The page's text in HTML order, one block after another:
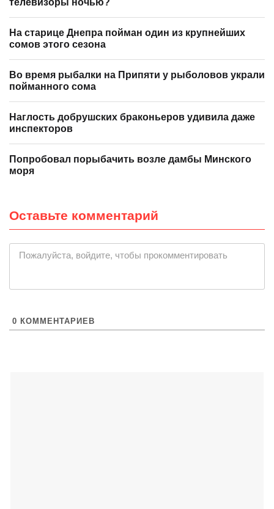
На старице Днепра пойман один из крупнейших
сомов этого сезона
Во время рыбалки на Припяти у рыболовов украли
пойманного сома
Наглость добрушских браконьеров удивила даже
инспекторов
Попробовал порыбачить возле дамбы Минского
моря
Оставьте комментарий
Пожалуйста, войдите, чтобы прокомментировать
0 КОММЕНТАРИЕВ